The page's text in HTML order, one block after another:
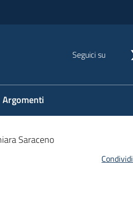
Seguici su
Argomenti
Saraceno
Condividi